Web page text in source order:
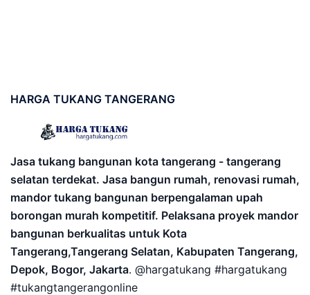
HARGA TUKANG TANGERANG
Jasa tukang bangunan kota tangerang - tangerang
selatan terdekat. Jasa bangun rumah, renovasi rumah,
mandor tukang bangunan berpengalaman upah
borongan murah kompetitif. Pelaksana proyek mandor
bangunan berkualitas untuk Kota
Tangerang,Tangerang Selatan, Kabupaten Tangerang,
Depok, Bogor, Jakarta. @hargatukang #hargatukang
#tukangtangerangonline